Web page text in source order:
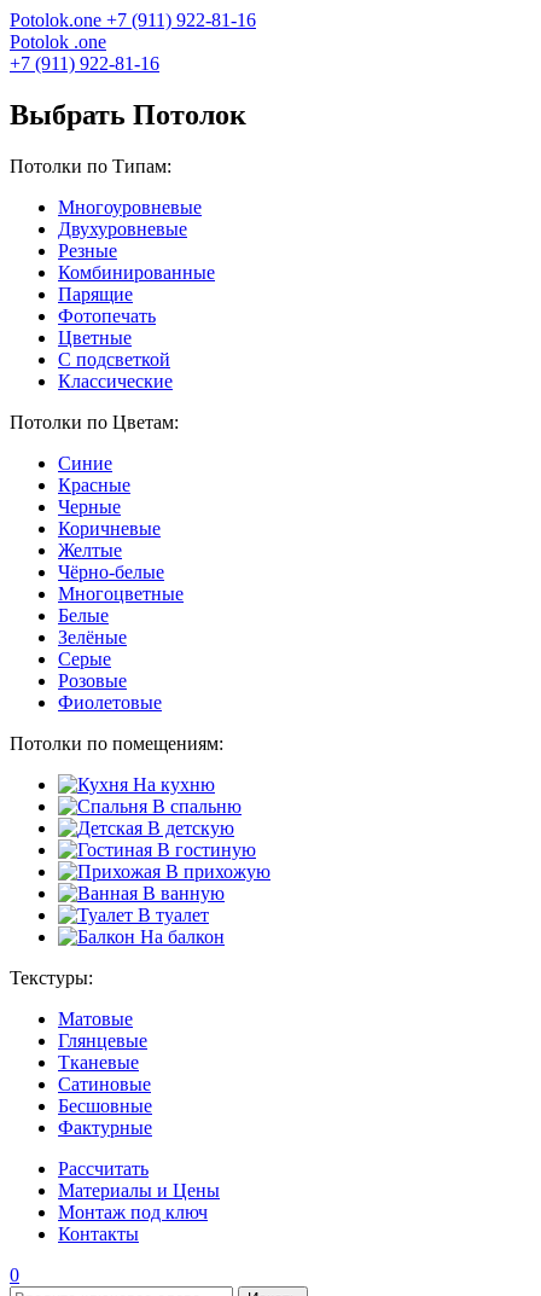
Potolok.one +7 (911) 922-81-16
Potolok .one
+7 (911) 922-81-16
Выбрать Потолок
Потолки по Типам:
Многоуровневые
Двухуровневые
Резные
Комбинированные
Парящие
Фотопечать
Цветные
С подсветкой
Классические
Потолки по Цветам:
Синие
Красные
Черные
Коричневые
Желтые
Чёрно-белые
Многоцветные
Белые
Зелёные
Серые
Розовые
Фиолетовые
Потолки по помещениям:
На кухню
В спальню
В детскую
В гостиную
В прихожую
В ванную
В туалет
На балкон
Текстуры:
Матовые
Глянцевые
Тканевые
Сатиновые
Бесшовные
Фактурные
Рассчитать
Материалы и Цены
Монтаж под ключ
Контакты
0